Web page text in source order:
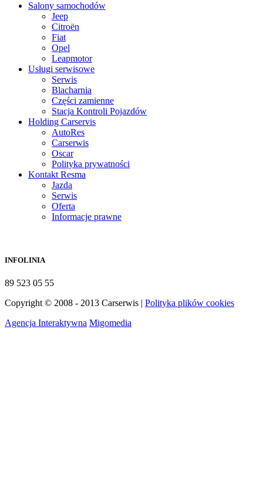
Salony samochodów
Jeep
Citroën
Fiat
Opel
Leapmotor
Usługi serwisowe
Serwis
Blacharnia
Części zamienne
Stacja Kontroli Pojazdów
Holding Carservis
AutoRes
Carserwis
Oscar
Polityka prywatności
Kontakt Resma
Jazda
Serwis
Oferta
Informacje prawne
INFOLINIA
89 523 05 55
Copyright © 2008 - 2013 Carserwis | Polityka plików cookies
Agencja Interaktywna Migomedia